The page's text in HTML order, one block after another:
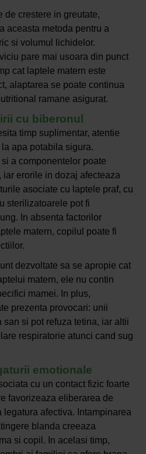
de crestere in greutate,
aceasta metoda pentru a
si volumul lichidelor.
pare mai usoara din punct
cat laptele matern este
alaptarea se poate continua
ramane asigurat.
cu biberonul
timp suplimentar, atentie
apa potabila sigura.
a componentelor poate
iar erorile in dozaj afecteaza
asociate cu laptele praf, cu
sterilizatoarele pot fi
In absenta factorilor
matern, copilul poate fi
dezvoltate sa se apropie cat
matern, ele nu contin
mamei. In plus,
prezenta provocari: unii
si pot refuza tetina, iar altii
respiratorie atunci cand sug
emotionale
cu un contact fizic foarte
favorizeaza eliberarea de
afectiva. Intampinarea
blanda creeaza
si copil. In acelasi timp,